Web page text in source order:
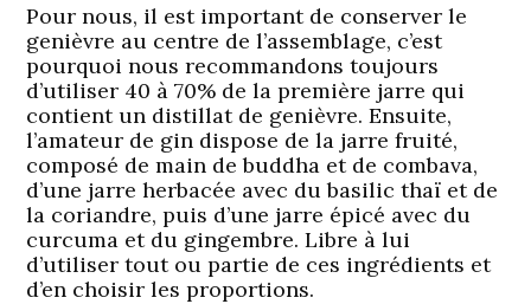
Pour nous, il est important de conserver le
genièvre au centre de l’assemblage, c’est
pourquoi nous recommandons toujours
d’utiliser 40 à 70% de la première jarre qui
contient un distillat de genièvre. Ensuite,
l’amateur de gin dispose de la jarre fruité,
composé de main de buddha et de combava,
d’une jarre herbacée avec du basilic thaï et de
la coriandre, puis d’une jarre épicé avec du
curcuma et du gingembre. Libre à lui
d’utiliser tout ou partie de ces ingrédients et
d’en choisir les proportions.